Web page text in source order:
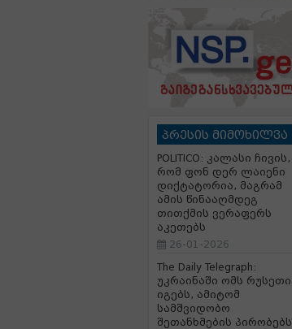
პრესის მიმოხილვა
POLITICO: კალასი ჩივის,
რომ ფონ დერ ლაიენი
დიქტატორია, მაგრამ
ამის წინააღმდეგ
თითქმის ვერაფერს
აკეთებს
26-01-2026
The Daily Telegraph:
უკრაინაში ომს რუსეთი
იგებს, ამიტომ
სამშვიდობო
შეთანხმების პირობებს